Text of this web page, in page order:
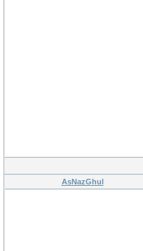
AsNazGhul